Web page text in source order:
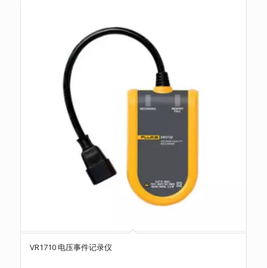
VR1710 电压事件记录仪